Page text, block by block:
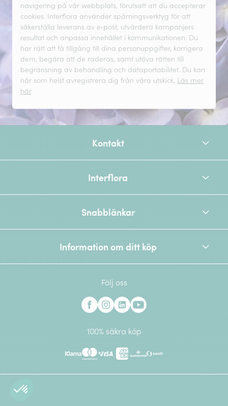
navigering på vår webbplats, förutsatt att du accepterar
cookies. Interflora använder spårningsverktyg för att
säkerställa leverans av e‑post, utvärdera kampanjers
resultat och anpassa innehållet i kommunikationen. Du
har rätt att få tillgång till dina personuppgifter, korrigera
dem, begära att de raderas, samt utöva rätten till
begränsning av behandling och dataportabilitet. Du kan
när som helst avregistrera dig från våra utskick. Läs mer
här.
Kontakt
Interflora
Snabblänkar
Information om ditt köp
Följ oss
100% säkra köp
KlarnaMastercardAmerican Express
EurocardSwish